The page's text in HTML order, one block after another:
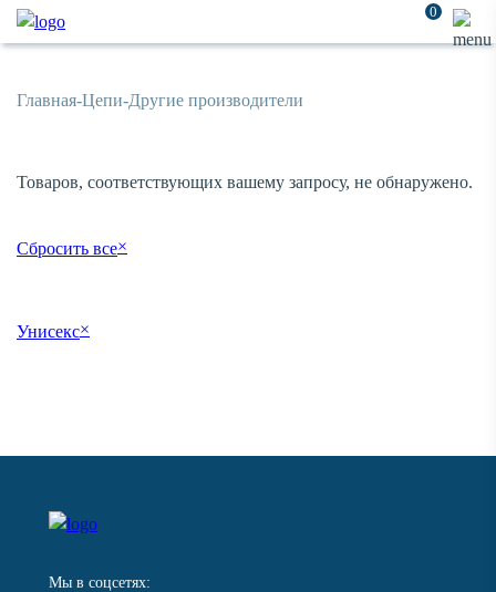
0
Главная-Цепи-Другие производители
Товаров, соответствующих вашему запросу, не обнаружено.
Сбросить все×
Унисекс×
Мы в соцсетях: